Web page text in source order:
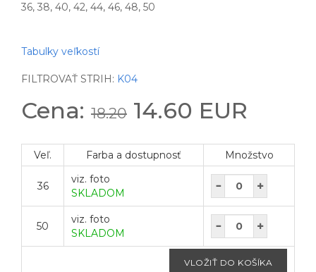
36, 38, 40, 42, 44, 46, 48, 50
Tabulky veľkostí
FILTROVAŤ STRIH: K04
Cena: 18.20 14.60 EUR
Veľ. Farba a dostupnosť Množstvo
36
viz. foto
SKLADOM
50
viz. foto
SKLADOM